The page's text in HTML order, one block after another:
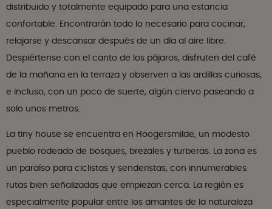
distribuido y totalmente equipado para una estancia
confortable. Encontrarán todo lo necesario para cocinar,
relajarse y descansar después de un día al aire libre.
Despiértense con el canto de los pájaros, disfruten del café
de la mañana en la terraza y observen a las ardillas curiosas,
e incluso, con un poco de suerte, algún ciervo paseando a
solo unos metros.
La tiny house se encuentra en Hoogersmilde, un modesto
pueblo rodeado de bosques, brezales y turberas. La zona es
un paraíso para ciclistas y senderistas, con innumerables
rutas bien señalizadas que empiezan cerca. La región es
especialmente popular entre los amantes de la naturaleza